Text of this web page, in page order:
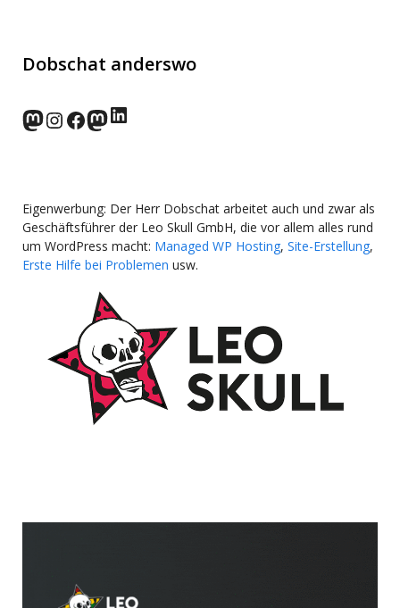
Dobschat anderswo
norden.social
Instagram
Facebook
wp-punks.social
LinkedIn
Eigenwerbung: Der Herr Dobschat arbeitet auch und zwar als
Geschäftsführer der Leo Skull GmbH, die vor allem alles rund
um WordPress macht: Managed WP Hosting, Site-Erstellung,
Erste Hilfe bei Problemen usw.